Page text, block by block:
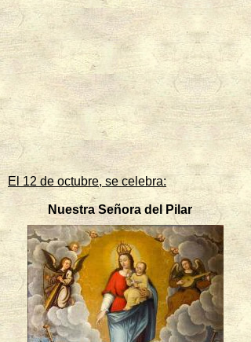
El 12 de octubre, se celebra:
Nuestra Señora del Pilar